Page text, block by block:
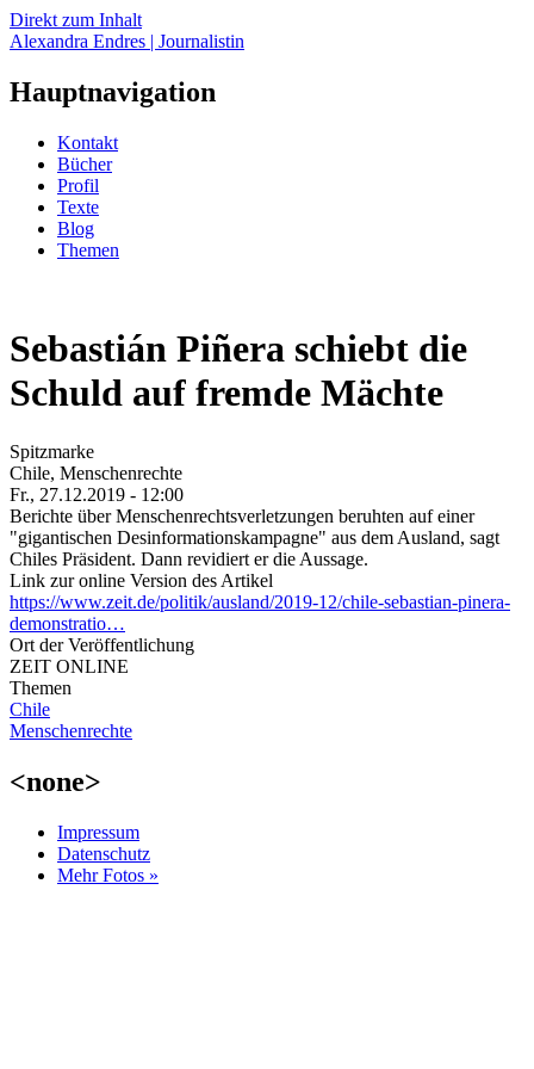
Direkt zum Inhalt
Alexandra Endres | Journalistin
Hauptnavigation
Kontakt
Bücher
Profil
Texte
Blog
Themen
Sebastián Piñera schiebt die
Schuld auf fremde Mächte
Spitzmarke
Chile, Menschenrechte
Fr., 27.12.2019 - 12:00
Berichte über Menschenrechtsverletzungen beruhten auf einer
"gigantischen Desinformationskampagne" aus dem Ausland, sagt
Chiles Präsident. Dann revidiert er die Aussage.
Link zur online Version des Artikel
https://www.zeit.de/politik/ausland/2019-12/chile-sebastian-pinera-
demonstratio…
Ort der Veröffentlichung
ZEIT ONLINE
Themen
Chile
Menschenrechte
<none>
Impressum
Datenschutz
Mehr Fotos »